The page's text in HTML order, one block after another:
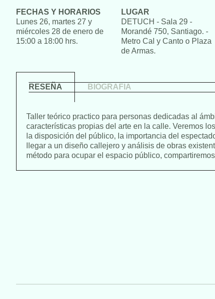
FECHAS Y HORARIOS
Lunes 26, martes 27 y
miércoles 28 de enero de
15:00 a 18:00 hrs.
LUGAR
DETUCH - Sala 29 -
Morandé 750, Santiago. -
Metro Cal y Canto o Plaza
de Armas.
RESEÑA BIOGRAFIA
Taller teórico practico para personas dedicadas al
características propias del arte en la calle. Veremos
la disposición del público, la importancia del
llegar a un diseño callejero y análisis de obras
método para ocupar el espacio público,